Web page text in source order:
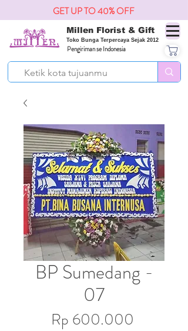
Millen Florist & Gift
Toko Bunga Terpercaya Sejak 2012
Pengiriman se Indonesia
GET UP TO 40% OFF
BP Sumedang -
07
Rp 600.000